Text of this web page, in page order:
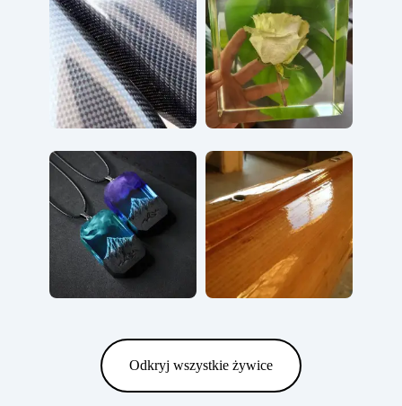
Odkryj wszystkie żywice